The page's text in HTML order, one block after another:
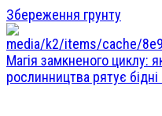
Збереження грунту
Магія замкненого циклу:
рослинництва рятує